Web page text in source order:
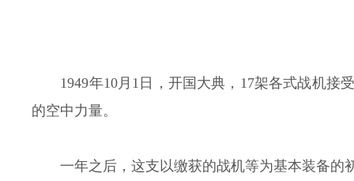
1949年10月1日，开国大典，17架各式战机
的空中力量。
一年之后，这支以缴获的战机等为基本装备